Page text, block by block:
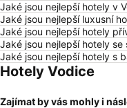
Jaké jsou nejlepší hotely v
Jaké jsou nejlepší luxusní
Jaké jsou nejlepší hotely
Jaké jsou nejlepší hotely se
Jaké jsou nejlepší hotely s
Hotely Vodice
Zajímat by vás mohly i